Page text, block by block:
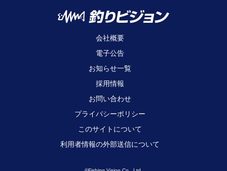
会社概要
電子公告
お知らせ一覧
採用情報
お問い合わせ
プライバシーポリシー
このサイトについて
利用者情報の外部送信について